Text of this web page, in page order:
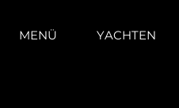
MENÜ YACHTEN